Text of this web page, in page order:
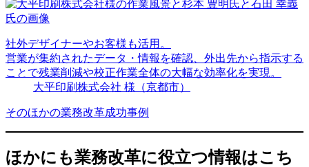
社外デザイナーやお客様も活用。
営業が集約されたデータ・情報を確認、 外出先から指示する
ことで残業削減や校正作業全体の大幅な効率化を実現。
大平印刷株式会社 様 （京都市）
そのほかの業務改革成功事例
ほかにも業務改革に役立つ情報はこち